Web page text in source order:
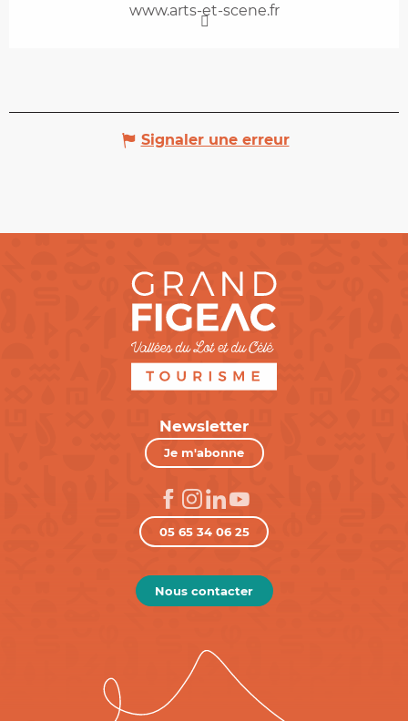
www.arts-et-scene.fr
Signaler une erreur
Newsletter
Je m'abonne
05 65 34 06 25
Nous contacter